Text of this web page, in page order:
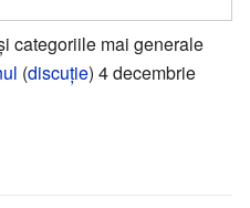
categoriile mai generale
(discuție) 4 decembrie